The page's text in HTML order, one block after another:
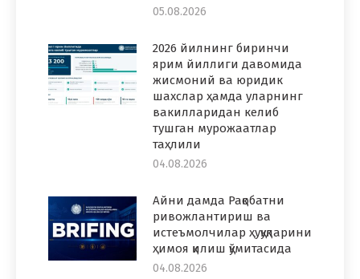
05.08.2026
2026 йилнинг биринчи
ярим йиллиги давомида
жисмоний ва юридик
шахслар ҳамда уларнинг
вакилларидан келиб
тушган мурожаатлар
таҳлили
04.08.2026
Айни дамда Рақобатни
ривожлантириш ва
истеъмолчилар ҳуқуқларини
ҳимоя қилиш қўмитасида
04.08.2026